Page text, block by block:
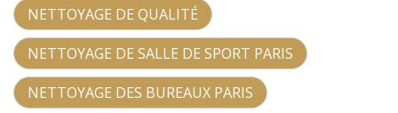
NETTOYAGE DE QUALITÉ
NETTOYAGE DE SALLE DE SPORT PARIS
NETTOYAGE DES BUREAUX PARIS